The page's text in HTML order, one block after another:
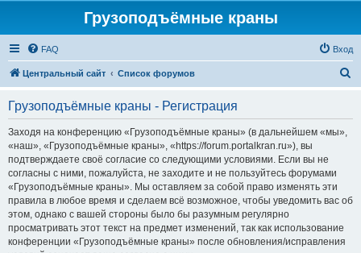
Грузоподъёмные краны
FAQ Вход
Центральный сайт Список форумов
Грузоподъёмные краны - Регистрация
Заходя на конференцию «Грузоподъёмные краны» (в дальнейшем «мы»,
«наш», «Грузоподъёмные краны», «https://forum.portalkran.ru»), вы
подтверждаете своё согласие со следующими условиями. Если вы не
согласны с ними, пожалуйста, не заходите и не пользуйтесь форумами
«Грузоподъёмные краны». Мы оставляем за собой право изменять эти
правила в любое время и сделаем всё возможное, чтобы уведомить вас об
этом, однако с вашей стороны было бы разумным регулярно
просматривать этот текст на предмет изменений, так как использование
конференции «Грузоподъёмные краны» после обновления/исправления